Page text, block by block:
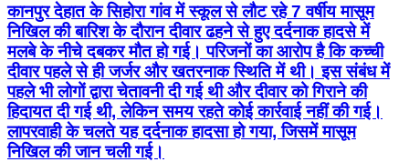
कानपुर देहात के सिहोरा गांव में स्कूल से लौट रहे 7 वर्षीय मासूम
निखिल की बारिश के दौरान दीवार ढहने से हुए दर्दनाक हादसे में
मलबे के नीचे दबकर मौत हो गई। परिजनों का आरोप है कि कच्ची
दीवार पहले से ही जर्जर और खतरनाक स्थिति में थी। इस संबंध में
पहले भी लोगों द्वारा चेतावनी दी गई थी और दीवार को गिराने की
हिदायत दी गई थी, लेकिन समय रहते कोई कार्रवाई नहीं की गई।
लापरवाही के चलते यह दर्दनाक हादसा हो गया, जिसमें मासूम
निखिल की जान चली गई।